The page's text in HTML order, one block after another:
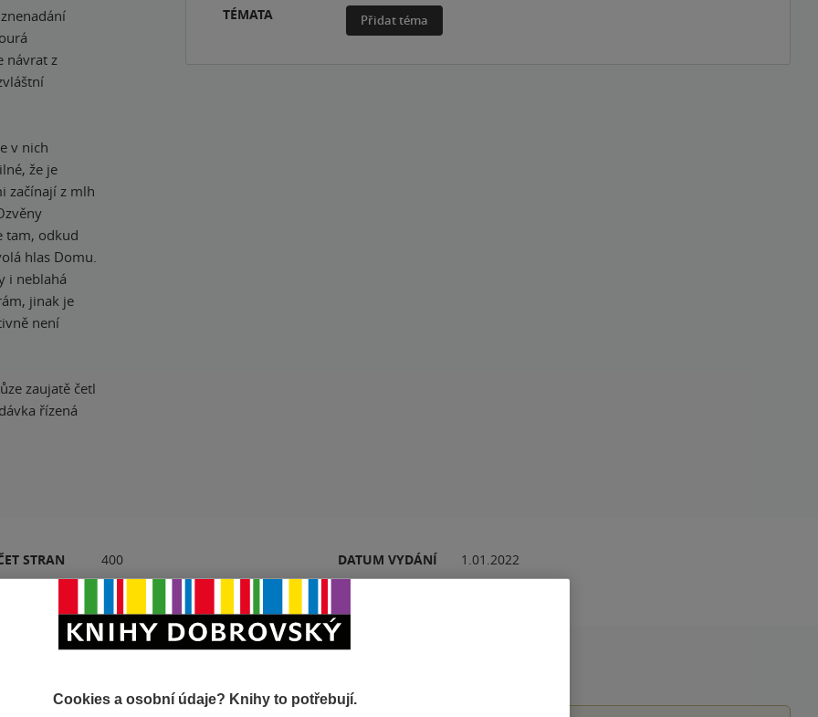
návrat z
v nich
že je
začínají z mlh
tam, odkud
hlas Domu.
i neblahá
jinak je
není
zaujatě četl
řízená
TÉMATA
Přidat téma
STRAN 400 DATUM VYDÁNÍ 1.01.2022
Cookies a osobní údaje? Knihy to potřebují.